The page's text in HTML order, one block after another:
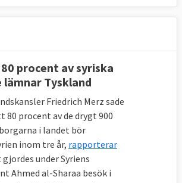
överens lade
klyftorna.
beslut om EU:s asylpolitik
besluten?
tillsammans med EU-
i ministerrådet
asylpolitiken.
procent av syriska
Tyskland
Friedrich Merz sade
80 procent av de drygt 900
i landet bör
inom tre år, rapporterar
under Syriens
Ahmed al-Sharaa besök i